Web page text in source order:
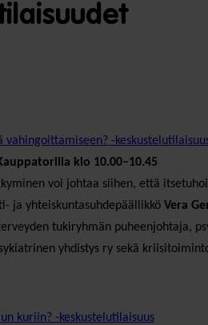
-
klo 10.00–10.45
voi johtaa siihen, että
ja yhteiskuntasuhdepäällikkö Vera
tukiryhmän puheenjohtaja,
yhdistys ry sekä
kuriin? -keskustelutilaisuus